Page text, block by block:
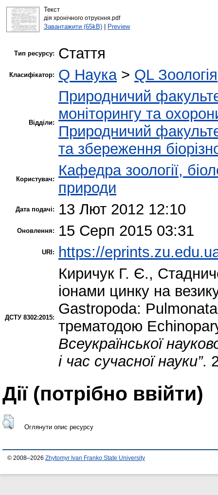
Текст
дія хронічного отруєння.pdf
Завантажити (65kB)| Preview
Тип ресурсу: Стаття
Класифікатор: Q Наука> QL Зоологія
Відділи:
Природничий
моніторингу та
Природничий
та збереження
Користувач:
Кафедра зоології,
природи
Дата подачі: 13 Лют 2012 12:10
Оновлення: 15 Серп 2015 03:31
URI: https://
ДСТУ 8302:2015:
Киричук Г. Є.,
іонами цинку на
Gastropoda:
трематодою
Всеукраїнської
і час сучасної науки”.
Дії ​​(потрібно ввійти)
Оглянути опис ресурсу
© 2008–2026 Zhytomyr Ivan Franko State University